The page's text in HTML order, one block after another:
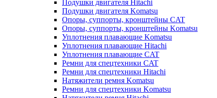
Подушки двигателя Hitachi
Подушки двигателя Komatsu
Опоры, суппорты, кронштейны CAT
Опоры, суппорты, кронштейны Komatsu
Уплотнения плавающие Komatsu
Уплотнения плавающие Hitachi
Уплотнения плавающие CAT
Ремни для спецтехники CAT
Ремни для спецтехники Hitachi
Натяжители ремня Komatsu
Ремни для спецтехники Komatsu